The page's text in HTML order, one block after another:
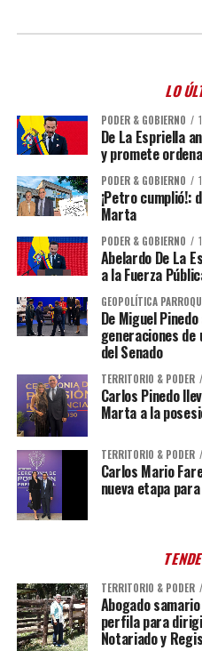
LO
PODER & GOBIERNO
De La Espriella
y promete
PODER & GOBIERNO
¡Petro cumplió!:
Marta
PODER & GOBIERNO
Abelardo De La
a la Fuerza
GEOPOLÍTICA
De Miguel
generaciones
del Senado
TERRITORIO & PODER
Carlos Pinedo
Marta a la
TERRITORIO & PODER
Carlos Mario
nueva etapa
TERRITORIO & PODER
Abogado
perfila para
Notariado y